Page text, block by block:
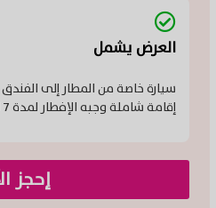
العرض يشمل
سيارة خاصة من المطار إلى
إقامة شاملة وجبه الإفطار لمدة 7 ليالي
إحجز